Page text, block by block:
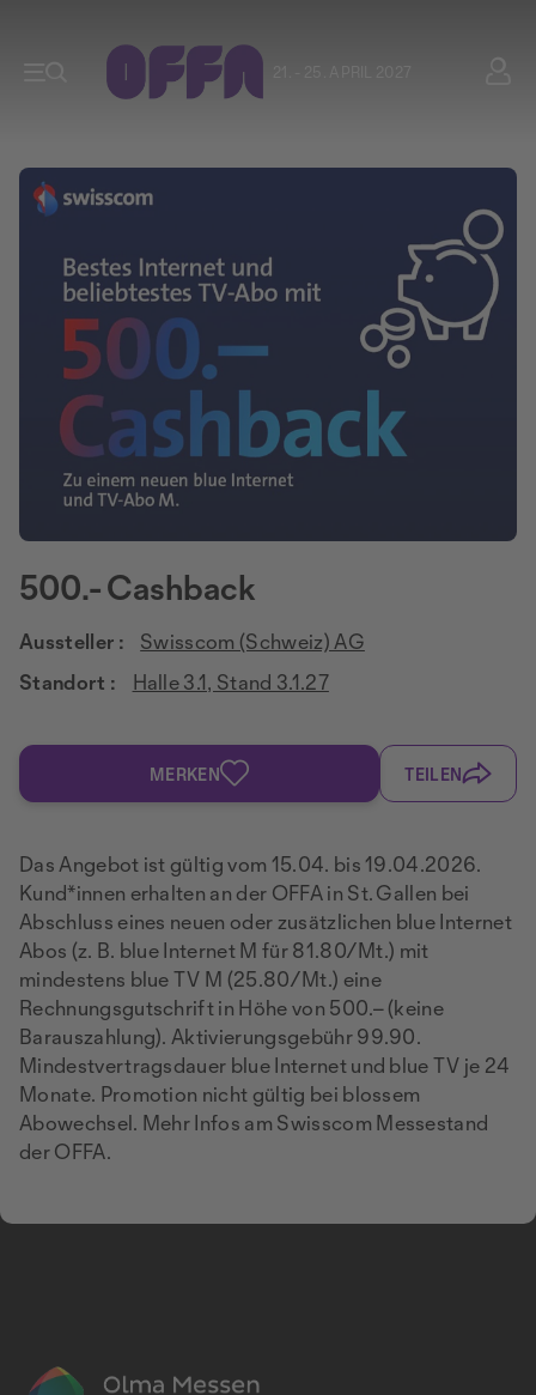
500.- Cashback
Aussteller :
Swisscom (Schweiz) AG
Standort :
Halle 3.1, Stand 3.1.27
MERKEN TEILEN
Das Angebot ist gültig vom 15.04. bis 19.04.2026.
Kund*innen erhalten an der OFFA in St. Gallen bei
Abschluss eines neuen oder zusätzlichen blue Internet
Abos (z. B. blue Internet M für 81.80/Mt.) mit
mindestens blue TV M (25.80/Mt.) eine
Rechnungsgutschrift in Höhe von 500.– (keine
Barauszahlung). Aktivierungsgebühr 99.90.
Mindestvertragsdauer blue Internet und blue TV je 24
Monate. Promotion nicht gültig bei blossem
Abowechsel. Mehr Infos am Swisscom Messestand
der OFFA.